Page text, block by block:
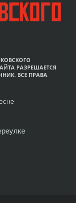
РАЗРЕШАЕТСЯ
ВСЕ ПРАВА